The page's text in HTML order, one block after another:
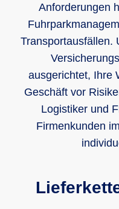
Anforderungen
Transportausfällen.
ausgerichtet, Ihre
Geschäft vor
Logistiker und
Firmenkunden